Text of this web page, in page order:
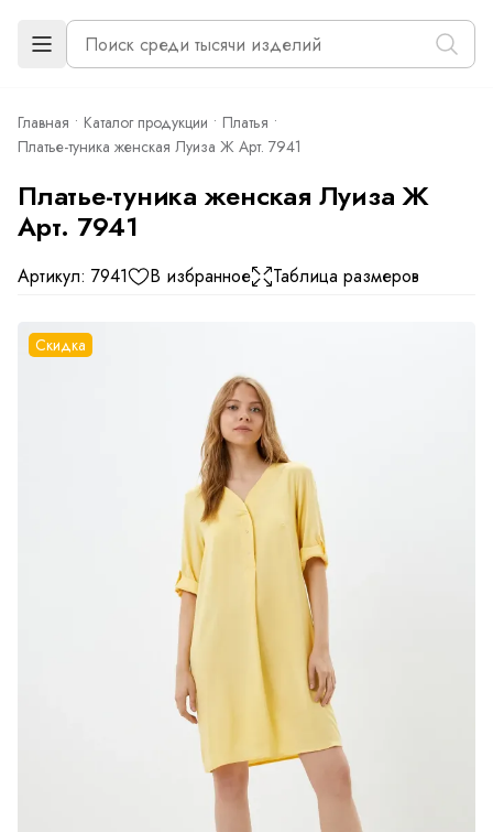
Главная Каталог продукции
Платья
Платье-туника женская Луиза Ж Арт. 7941
Платье-туника женская Луиза Ж
Арт. 7941
Артикул: 7941 В избранное Таблица размеров
Скидка